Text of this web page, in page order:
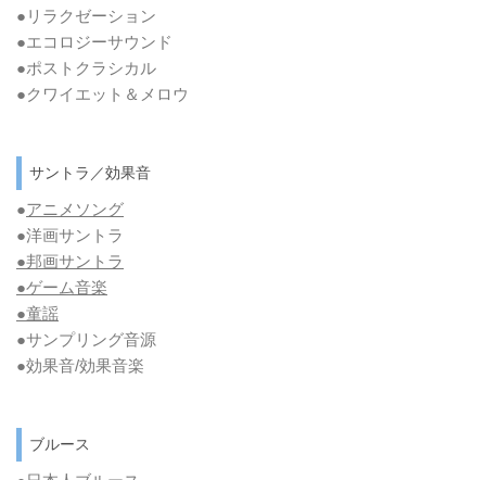
●リラクゼーション
●エコロジーサウンド
●ポストクラシカル
●クワイエット＆メロウ
サントラ／効果音
●アニメソング
●洋画サントラ
●邦画サントラ
●ゲーム音楽
●童謡
●サンプリング音源
●効果音/効果音楽
ブルース